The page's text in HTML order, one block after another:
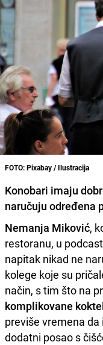
FOTO: Pixabay / Ilustracija
Konobari imaju
naručuju određena
Nemanja Miković,
restoranu, u
napitak nikad ne
kolege koje su
način, s tim što na
komplikovane
previše vremena
dodatni posao s